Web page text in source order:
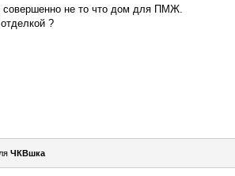
совершенно не то что дом для ПМЖ.
?
ЧКВшка